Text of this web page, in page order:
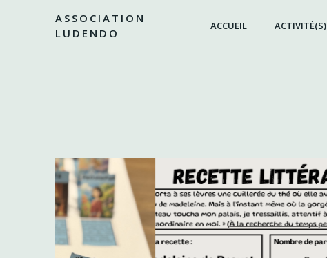
ASSOCIATION
LUDENDO
ACCUEIL ACTIVITÉ(S)